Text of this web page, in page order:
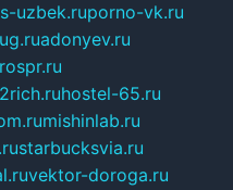
uzbek.ruporno-vk.ru
adonyev.ru
2rich.ruhostel-65.ru
mishinlab.ru
starbucksvia.ru
vektor-doroga.ru